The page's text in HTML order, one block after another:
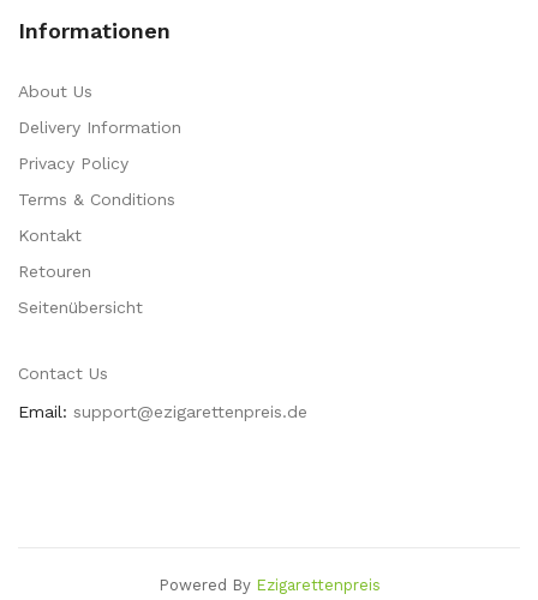
Informationen
About Us
Delivery Information
Privacy Policy
Terms & Conditions
Kontakt
Retouren
Seitenübersicht
Contact Us
Email: support@ezigarettenpreis.de
Powered By Ezigarettenpreis